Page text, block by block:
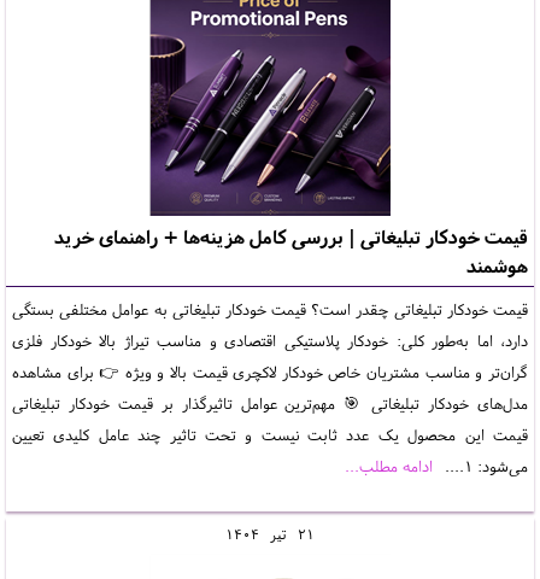
قیمت خودکار تبلیغاتی | بررسی کامل هزینه‌ها + راهنمای خرید
هوشمند
قیمت خودکار تبلیغاتی چقدر است؟ قیمت خودکار تبلیغاتی به عوامل مختلفی بستگی
دارد، اما به‌طور کلی: خودکار پلاستیکی اقتصادی و مناسب تیراژ بالا خودکار فلزی
گران‌تر و مناسب مشتریان خاص خودکار لاکچری قیمت بالا و ویژه 👉 برای مشاهده
مدل‌های خودکار تبلیغاتی 🎯 مهم‌ترین عوامل تاثیرگذار بر قیمت خودکار تبلیغاتی
قیمت این محصول یک عدد ثابت نیست و تحت تاثیر چند عامل کلیدی تعیین
می‌شود: 1....
ادامه مطلب...
21 تير 1404